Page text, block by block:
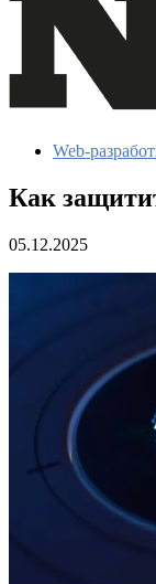
Web-
Как
05.12.2025